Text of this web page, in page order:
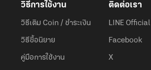
วิธีการใช้งาน
วิธีเติม Coin / ชำระเงิน
วิธีซื้อนิยาย
คู่มือการใช้งาน
ติดต่อเรา
LINE Official
Facebook
X